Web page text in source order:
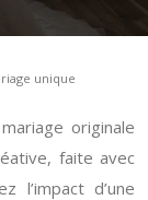
unique
originale
faite avec
l’impact d’une